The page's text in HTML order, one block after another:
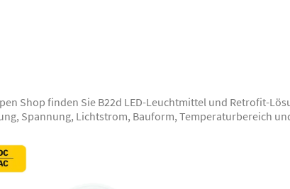
Shop finden Sie B22d LED-Leuchtmittel und Retrofit-
Spannung, Lichtstrom, Bauform, Temperaturbereich